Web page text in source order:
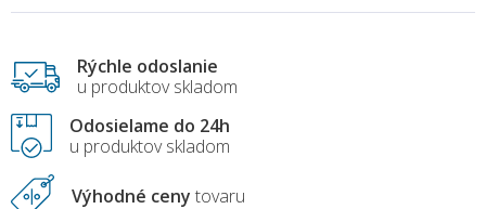
Rýchle odoslanie
u produktov skladom
Odosielame do 24h
u produktov skladom
Výhodné ceny tovaru